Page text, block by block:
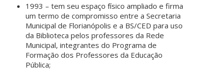
1993 – tem seu espaço físico ampliado e firma
um termo de compromisso entre a Secretaria
Municipal de Florianópolis e a BS/CED para uso
da Biblioteca pelos professores da Rede
Municipal, integrantes do Programa de
Formação dos Professores da Educação
Pública;